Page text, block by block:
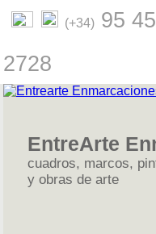
(+34) 95
2728
EntreArte
cuadros, marcos,
y obras de arte